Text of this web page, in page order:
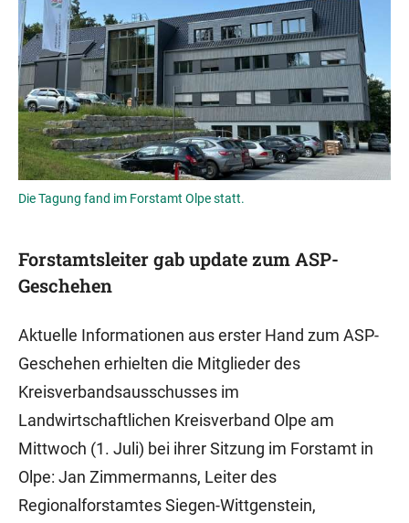
Die Tagung fand im Forstamt Olpe statt.
Forstamtsleiter gab update zum ASP-
Geschehen
Aktuelle Informationen aus erster Hand zum ASP-
Geschehen erhielten die Mitglieder des
Kreisverbandsausschusses im
Landwirtschaftlichen Kreisverband Olpe am
Mittwoch (1. Juli) bei ihrer Sitzung im Forstamt in
Olpe: Jan Zimmermanns, Leiter des
Regionalforstamtes Siegen-Wittgenstein,